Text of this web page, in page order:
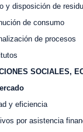
de
consumo
de procesos
SOCIALES,
financiera